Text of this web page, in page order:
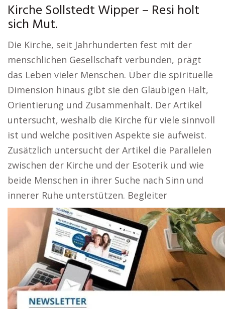
Kirche Sollstedt Wipper – Resi holt
sich Mut.
Die Kirche, seit Jahrhunderten fest mit der
menschlichen Gesellschaft verbunden, prägt
das Leben vieler Menschen. Über die spirituelle
Dimension hinaus gibt sie den Gläubigen Halt,
Orientierung und Zusammenhalt. Der Artikel
untersucht, weshalb die Kirche für viele sinnvoll
ist und welche positiven Aspekte sie aufweist.
Zusätzlich untersucht der Artikel die Parallelen
zwischen der Kirche und der Esoterik und wie
beide Menschen in ihrer Suche nach Sinn und
innerer Ruhe unterstützen. Begleiter